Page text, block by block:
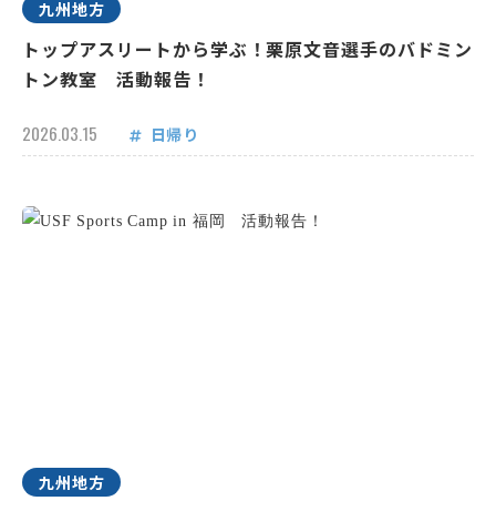
九州地方
トップアスリートから学ぶ！栗原文音選手のバドミン
トン教室 活動報告！
2026.03.15 日帰り
九州地方